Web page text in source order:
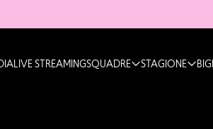
LIVE STREAMINGSQUADRE STAGIONE